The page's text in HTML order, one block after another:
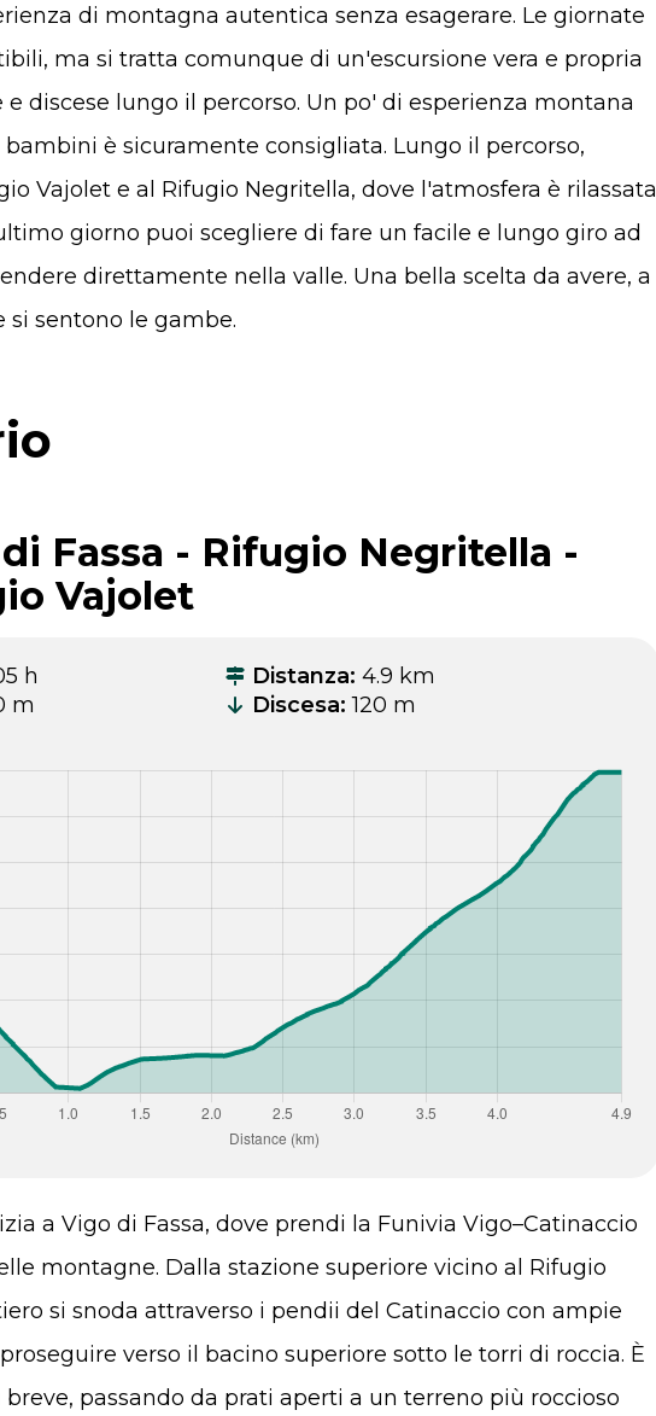
di montagna autentica senza esagerare. Le giornate
ma si tratta comunque di un'escursione vera e propria
discese lungo il percorso. Un po' di esperienza montana
è sicuramente consigliata. Lungo il percorso,
Vajolet e al Rifugio Negritella, dove l'atmosfera è rilassata
giorno puoi scegliere di fare un facile e lungo giro ad
direttamente nella valle. Una bella scelta da avere, a
si sentono le gambe.
Fassa - Rifugio Negritella -
Vajolet
h Distanza: 4.9 km
m Discesa: 120 m
a Vigo di Fassa, dove prendi la Funivia Vigo–Catinaccio
montagne. Dalla stazione superiore vicino al Rifugio
si snoda attraverso i pendii del Catinaccio con ampie
verso il bacino superiore sotto le torri di roccia. È
passando da prati aperti a un terreno più roccioso